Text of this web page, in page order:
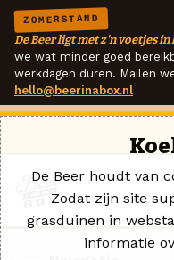
ZOMERSTAND
De Beer ligt met z'n voetjes in
we wat minder goed
werkdagen duren. Mailen
hello@beerinabox.nl
De Beer houdt van
Zodat zijn site
grasduinen in
informatie